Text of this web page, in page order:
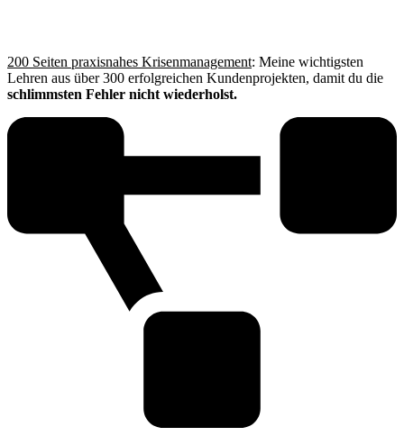
200 Seiten praxisnahes Krisenmanagement: Meine wichtigsten
Lehren aus über 300 erfolgreichen Kundenprojekten, damit du die
schlimmsten Fehler nicht wiederholst.